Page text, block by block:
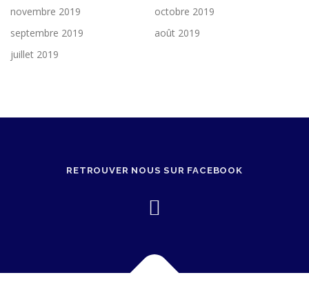
novembre 2019
octobre 2019
septembre 2019
août 2019
juillet 2019
RETROUVER NOUS SUR FACEBOOK